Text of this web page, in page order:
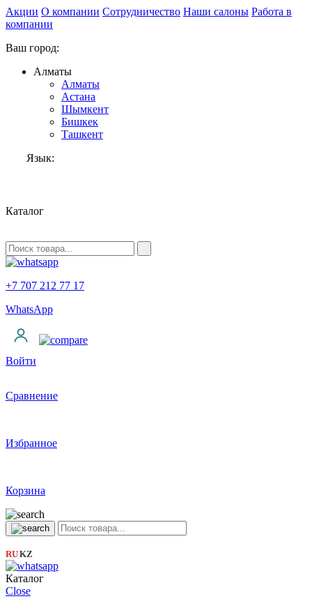
Акции О компании Сотрудничество Наши салоны Работа в
компании
Ваш город:
Алматы
Алматы
Астана
Шымкент
Бишкек
Ташкент
Язык:
Каталог
+7 707 212 77 17
WhatsApp
Войти
Сравнение
Избранное
Корзина
RU|KZ
Каталог
Close